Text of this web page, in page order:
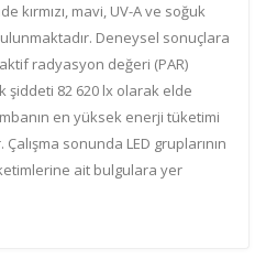
kırmızı, mavi, UV-A ve soğuk
Deneysel sonuçlara
radyasyon değeri (PAR)
şiddeti 82 620 lx olarak elde
en yüksek enerji tüketimi
sonunda LED gruplarının
ait bulgulara yer